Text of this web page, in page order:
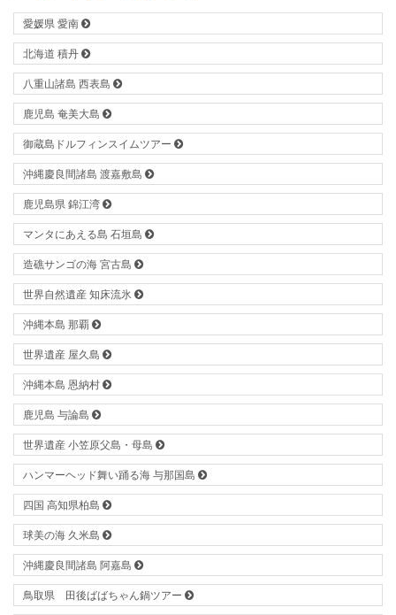
愛媛県 愛南
北海道 積丹
八重山諸島 西表島
鹿児島 奄美大島
御蔵島ドルフィンスイムツアー
沖縄慶良間諸島 渡嘉敷島
鹿児島県 錦江湾
マンタにあえる島 石垣島
造礁サンゴの海 宮古島
世界自然遺産 知床流氷
沖縄本島 那覇
世界遺産 屋久島
沖縄本島 恩納村
鹿児島 与論島
世界遺産 小笠原父島・母島
ハンマーヘッド舞い踊る海 与那国島
四国 高知県柏島
球美の海 久米島
沖縄慶良間諸島 阿嘉島
鳥取県 田後ばばちゃん鍋ツアー